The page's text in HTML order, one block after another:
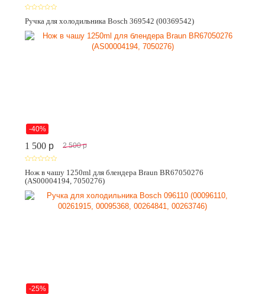
Ручка для холодильника Bosch 369542 (00369542)
-40%
1 500 p 2 500 p
Нож в чашу 1250ml для блендера Braun BR67050276
(AS00004194, 7050276)
-25%